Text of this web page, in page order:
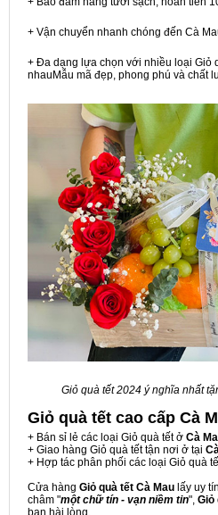
+ Vận chuyển nhanh chóng đến Cà
+ Đa dạng lựa chọn với nhiều loại Giỏ
nhauMẫu mã đẹp, phong phú và chất
Giỏ quà tết 2024 ý nghĩa nhất
Giỏ quà tết cao cấp Cà
+ Bán sỉ lẻ các loại Giỏ quà tết ở Cà
+ Giao hàng Giỏ quà tết tận nơi ở tại
+ Hợp tác phân phối các loại Giỏ quà
Cửa hàng Giỏ quà tết Cà Mau lấy uy
châm "một chữ tín - vạn niềm tin", Giỏ
bạn hài lòng.